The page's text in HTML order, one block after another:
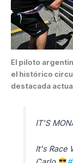
El piloto
el histórico
destacada
IT'S
It's Race